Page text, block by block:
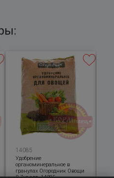
14085
Удобрение
органоминеральное в
гранулах Огородник Овощи